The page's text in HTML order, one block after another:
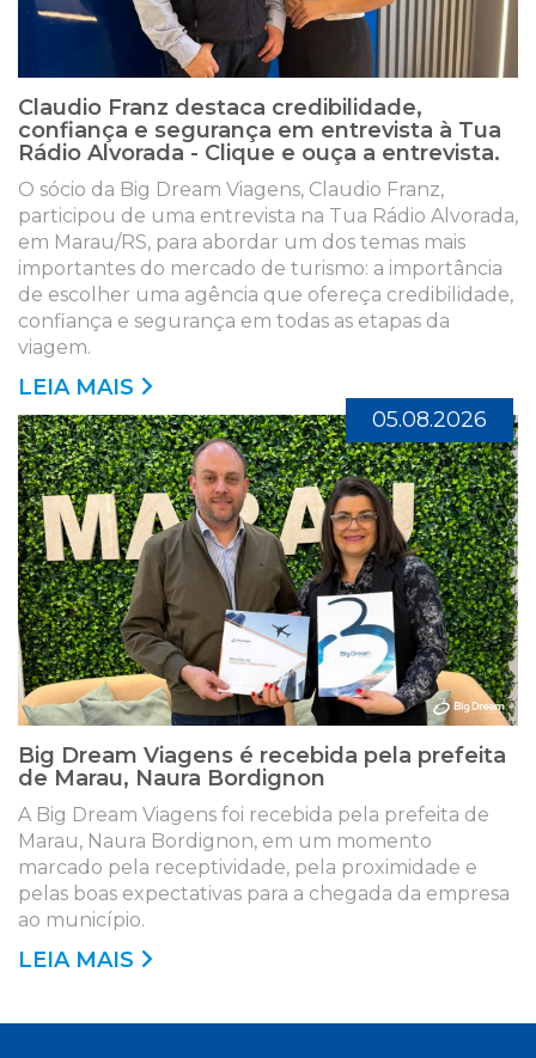
Claudio Franz destaca credibilidade,
confiança e segurança em entrevista à Tua
Rádio Alvorada - Clique e ouça a entrevista.
O sócio da Big Dream Viagens, Claudio Franz,
participou de uma entrevista na Tua Rádio Alvorada,
em Marau/RS, para abordar um dos temas mais
importantes do mercado de turismo: a importância
de escolher uma agência que ofereça credibilidade,
confiança e segurança em todas as etapas da
viagem.
LEIA MAIS
05.08.2026
Big Dream Viagens é recebida pela prefeita
de Marau, Naura Bordignon
A Big Dream Viagens foi recebida pela prefeita de
Marau, Naura Bordignon, em um momento
marcado pela receptividade, pela proximidade e
pelas boas expectativas para a chegada da empresa
ao município.
LEIA MAIS